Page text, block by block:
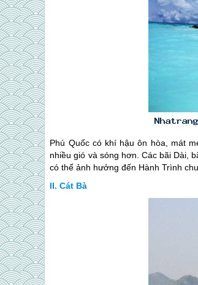
Phú Quốc có khí hậu ôn hòa, mát
nhiều gió và sóng hơn. Các bãi Dài,
có thể ảnh hưởng đến Hành Trình
Cát Bà